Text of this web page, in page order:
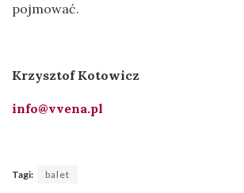
pojmować.
Krzysztof Kotowicz
info@vvena.pl
Tagi: balet